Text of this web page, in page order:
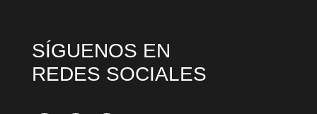
SÍGUENOS EN
REDES SOCIALES